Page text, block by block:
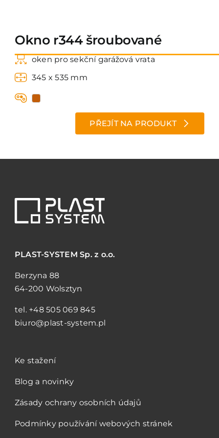
Okno r344 šroubované
oken pro sekční garážová vrata
345 x 535 mm
PŘEJÍT NA PRODUKT
PLAST-SYSTEMSp. z o.o.
Berzyna 88
64-200 Wolsztyn
tel. +48 505 069 845
biuro@plast-system.pl
Ke stažení
Blog a novinky
Zásady ochrany osobních údajů
Podmínky používání webových stránek